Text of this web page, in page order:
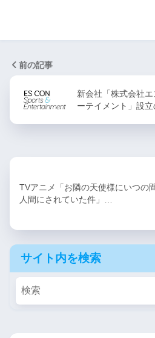
前の記事
新会社「株式会社
ーテイメント」設立
TVアニメ「お隣の天使様にいつの
人間にされていた件」…
サイト内を検索